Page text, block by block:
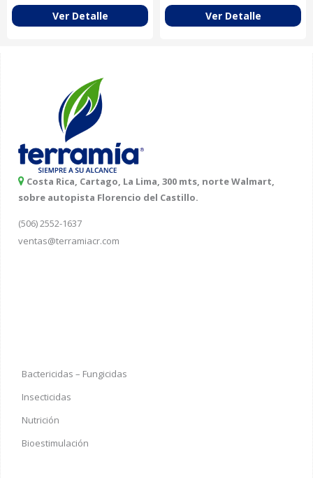
Ver Detalle Ver Detalle
Costa Rica, Cartago, La Lima, 300 mts, norte Walmart,
sobre autopista Florencio del Castillo.
(506) 2552-1637
ventas@terramiacr.com
Bactericidas – Fungicidas
Insecticidas
Nutrición
Bioestimulación